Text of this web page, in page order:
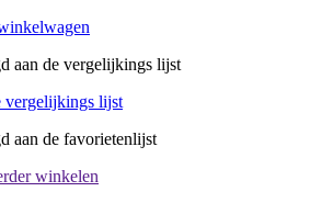
aan de vergelijkings lijst
vergelijkings lijst
aan de favorietenlijst
winkelen